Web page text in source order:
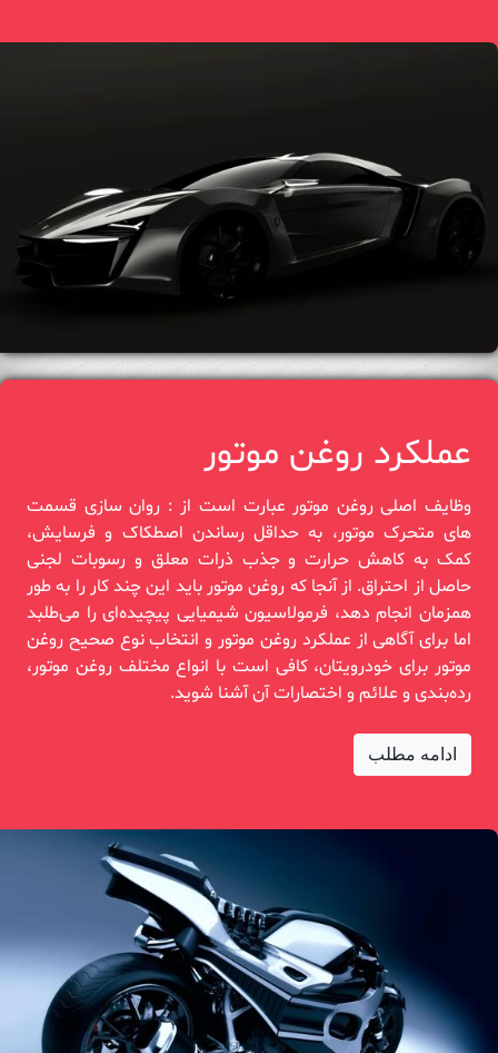
عملکرد روغن موتور
وظایف اصلی روغن موتور عبارت است از : روان سازی قسمت‌
های متحرک موتور، به حداقل رساندن اصطکاک و فرسایش،
کمک به کاهش حرارت و جذب ذرات معلق و رسوبات لجنی
حاصل از احتراق. از آنجا که روغن موتور باید این چند کار را به طور
همزمان انجام دهد، فرمولاسیون شیمیایی پیچیده‌ای را می‌طلبد
اما برای آگاهی از عملکرد روغن موتور و انتخاب نوع صحیح روغن
موتور برای خودرویتان، کافی است با انواع مختلف روغن موتور،
رده‌بندی و علائم و اختصارات آن آشنا شوید.
ادامه مطلب